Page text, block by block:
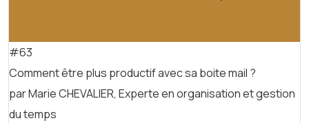
#63
Comment être plus productif avec sa boite mail ?
par Marie CHEVALIER, Experte en organisation et gestion
du temps